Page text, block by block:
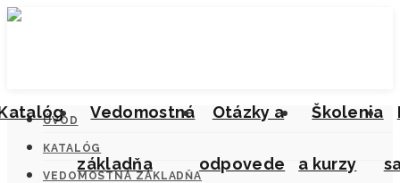
Vedomostná
základňa
Otázky a
odpovede
Školenia
a kurzy
ÚVOD
KATALÓG
VEDOMOSTNÁ ZÁKLADŇA